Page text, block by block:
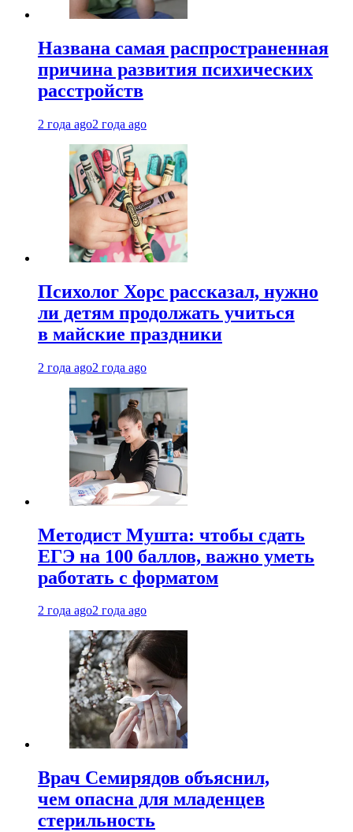
Названа самая распространенная
причина развития психических
расстройств
2 года ago2 года ago
Психолог Хорс рассказал, нужно
ли детям продолжать учиться
в майские праздники
2 года ago2 года ago
Методист Мушта: чтобы сдать
ЕГЭ на 100 баллов, важно уметь
работать с форматом
2 года ago2 года ago
Врач Семирядов объяснил,
чем опасна для младенцев
стерильность